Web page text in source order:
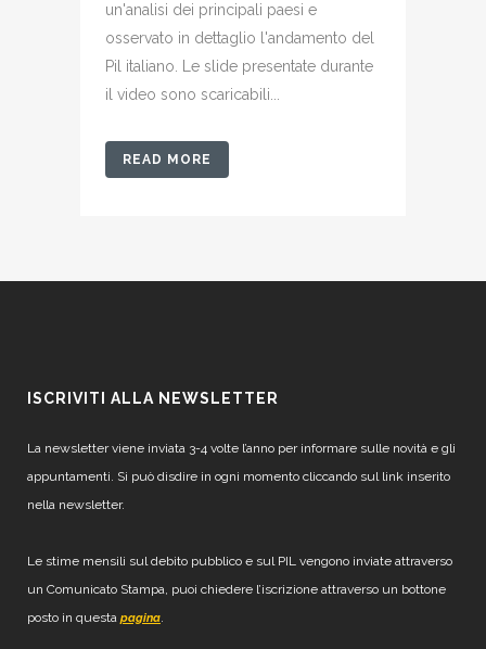
un'analisi dei principali paesi e
osservato in dettaglio l'andamento del
Pil italiano. Le slide presentate durante
il video sono scaricabili...
READ MORE
ISCRIVITI ALLA NEWSLETTER
La newsletter viene inviata 3-4 volte l’anno per informare sulle novità e gli
appuntamenti. Si può disdire in ogni momento cliccando sul link inserito
nella newsletter.
Le stime mensili sul debito pubblico e sul PIL vengono inviate attraverso
un Comunicato Stampa, puoi chiedere l’iscrizione attraverso un bottone
posto in questa pagina.